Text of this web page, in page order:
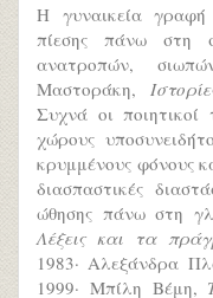
Η γυναικεία γραφή
πίεσης πάνω στη
ανατροπών,
Μαστοράκη,
Συχνά οι ποιητικοί
χώρους
κρυμμένους φόνους
διασπαστικές
ώθησης πάνω στη
Λέξεις και τα
1983· Αλεξάνδρα
1999· Μπίλη Βέμη,